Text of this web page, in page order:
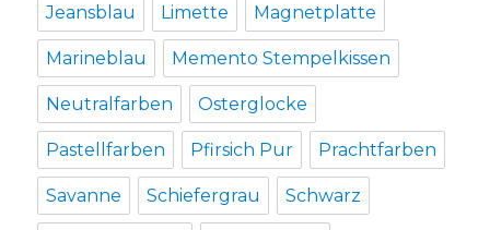
Jeansblau Limette Magnetplatte
Marineblau Memento Stempelkissen
Neutralfarben Osterglocke
Pastellfarben Pfirsich Pur Prachtfarben
Savanne Schiefergrau Schwarz